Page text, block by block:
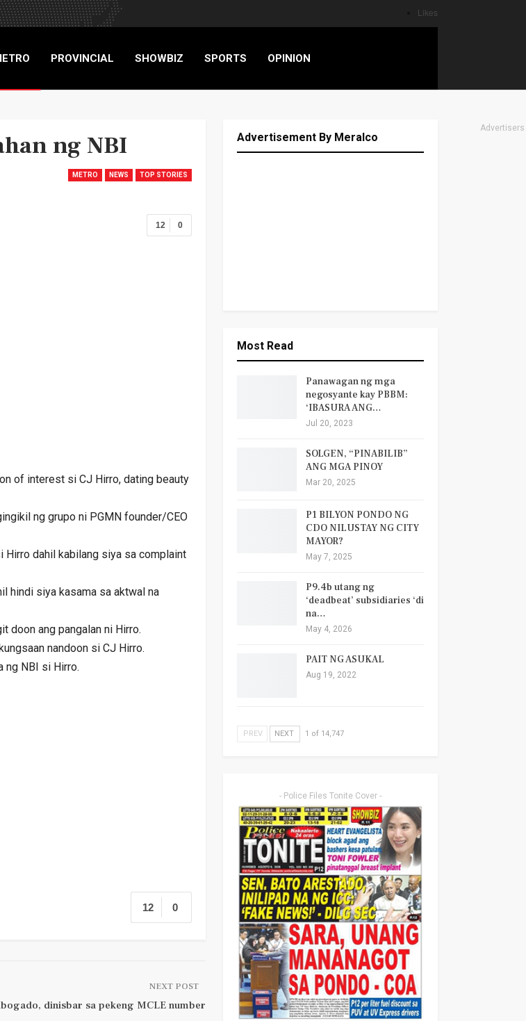
Likes
PROVINCIAL SHOWBIZ SPORTS OPINION
Advertisers
ng NBI
METRO NEWS TOP STORIES
0
12
of interest si CJ Hirro, dating beauty
ng grupo ni PGMN founder/CEO
Hirro dahil kabilang siya sa complaint
hindi siya kasama sa aktwal na
doon ang pangalan ni Hirro.
nandoon si CJ Hirro.
ng NBI si Hirro.
0
12
NEXT POST
dinisbar sa pekeng MCLE number
Advertisement By Meralco
Most Read
Panawagan ng mga
negosyante kay PBBM:
‘IBASURA ANG…
Jul 20, 2023
SOLGEN, “PINABILIB”
ANG MGA PINOY
Mar 20, 2025
P1 BILYON PONDO NG
CDO NILUSTAY NG CITY
MAYOR?
May 7, 2025
P9.4b utang ng
‘deadbeat’ subsidiaries ‘di
na…
May 4, 2026
PAIT NG ASUKAL
Aug 19, 2022
PREV NEXT 1 of 14,747
- Police Files Tonite Cover -